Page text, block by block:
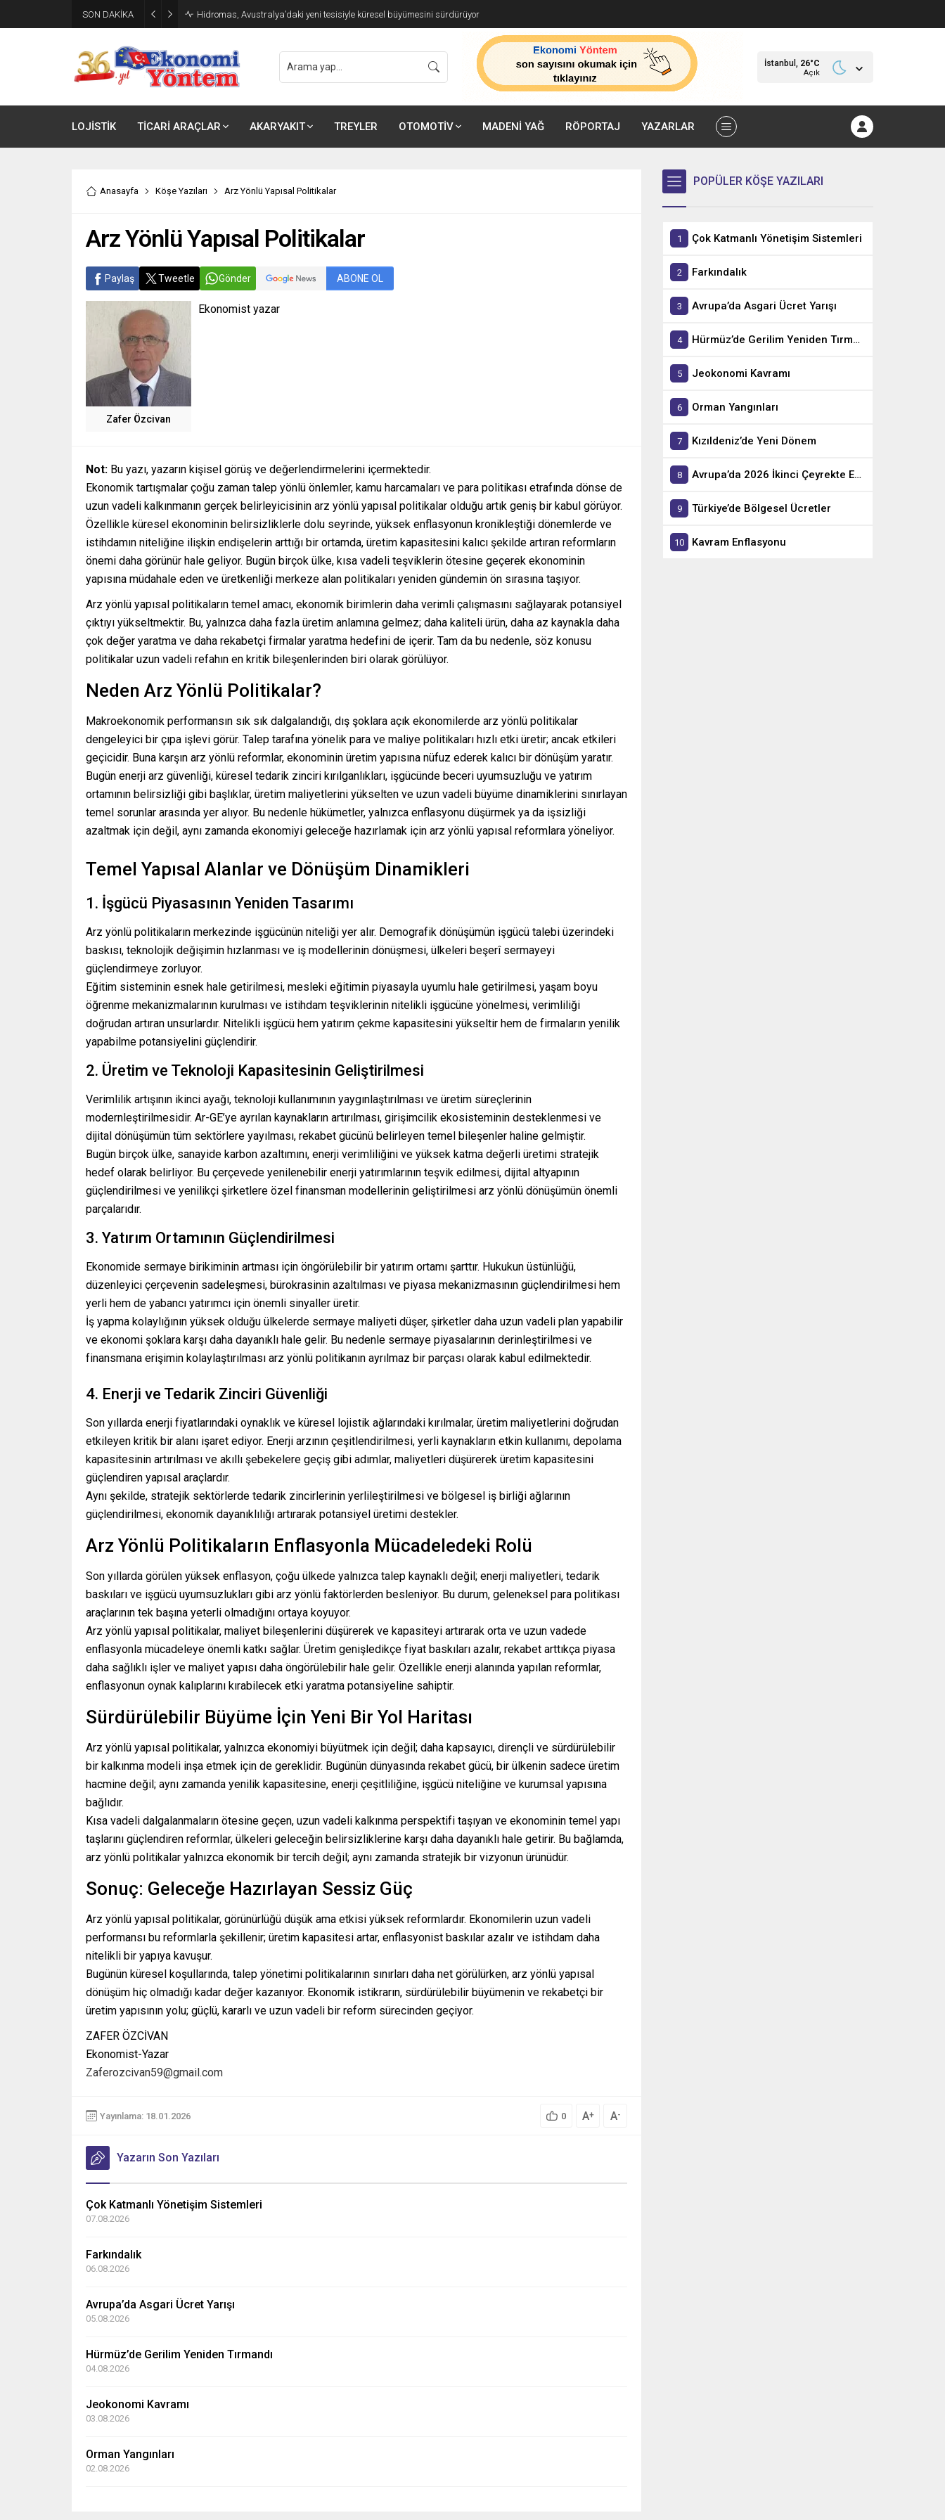
SON DAKİKA TÜRKONFED ve Kadoil’den İş Dünyasına Özel İş Birliği
İstanbul, 26°C
Açık
LOJİSTİK TİCARİ ARAÇLAR AKARYAKIT TREYLER OTOMOTİV MADENİ YAĞ RÖPORTAJ YAZARLAR
Anasayfa Köşe Yazıları Arz Yönlü Yapısal Politikalar
Arz Yönlü Yapısal Politikalar
Paylaş Tweetle Gönder ABONE OL
Zafer Özcivan
Ekonomist yazar
Not: Bu yazı, yazarın kişisel görüş ve değerlendirmelerini içermektedir.
Ekonomik tartışmalar çoğu zaman talep yönlü önlemler, kamu harcamaları ve para politikası etrafında dönse de
uzun vadeli kalkınmanın gerçek belirleyicisinin arz yönlü yapısal politikalar olduğu artık geniş bir kabul görüyor.
Özellikle küresel ekonominin belirsizliklerle dolu seyrinde, yüksek enflasyonun kronikleştiği dönemlerde ve
istihdamın niteliğine ilişkin endişelerin arttığı bir ortamda, üretim kapasitesini kalıcı şekilde artıran reformların
önemi daha görünür hale geliyor. Bugün birçok ülke, kısa vadeli teşviklerin ötesine geçerek ekonominin
yapısına müdahale eden ve üretkenliği merkeze alan politikaları yeniden gündemin ön sırasına taşıyor.
Arz yönlü yapısal politikaların temel amacı, ekonomik birimlerin daha verimli çalışmasını sağlayarak potansiyel
çıktıyı yükseltmektir. Bu, yalnızca daha fazla üretim anlamına gelmez; daha kaliteli ürün, daha az kaynakla daha
çok değer yaratma ve daha rekabetçi firmalar yaratma hedefini de içerir. Tam da bu nedenle, söz konusu
politikalar uzun vadeli refahın en kritik bileşenlerinden biri olarak görülüyor.
Neden Arz Yönlü Politikalar?
Makroekonomik performansın sık sık dalgalandığı, dış şoklara açık ekonomilerde arz yönlü politikalar
dengeleyici bir çıpa işlevi görür. Talep tarafına yönelik para ve maliye politikaları hızlı etki üretir; ancak etkileri
geçicidir. Buna karşın arz yönlü reformlar, ekonominin üretim yapısına nüfuz ederek kalıcı bir dönüşüm yaratır.
Bugün enerji arz güvenliği, küresel tedarik zinciri kırılganlıkları, işgücünde beceri uyumsuzluğu ve yatırım
ortamının belirsizliği gibi başlıklar, üretim maliyetlerini yükselten ve uzun vadeli büyüme dinamiklerini sınırlayan
temel sorunlar arasında yer alıyor. Bu nedenle hükümetler, yalnızca enflasyonu düşürmek ya da işsizliği
azaltmak için değil, aynı zamanda ekonomiyi geleceğe hazırlamak için arz yönlü yapısal reformlara yöneliyor.
Temel Yapısal Alanlar ve Dönüşüm Dinamikleri
1. İşgücü Piyasasının Yeniden Tasarımı
Arz yönlü politikaların merkezinde işgücünün niteliği yer alır. Demografik dönüşümün işgücü talebi üzerindeki
baskısı, teknolojik değişimin hızlanması ve iş modellerinin dönüşmesi, ülkeleri beşerî sermayeyi
güçlendirmeye zorluyor.
Eğitim sisteminin esnek hale getirilmesi, mesleki eğitimin piyasayla uyumlu hale getirilmesi, yaşam boyu
öğrenme mekanizmalarının kurulması ve istihdam teşviklerinin nitelikli işgücüne yönelmesi, verimliliği
doğrudan artıran unsurlardır. Nitelikli işgücü hem yatırım çekme kapasitesini yükseltir hem de firmaların yenilik
yapabilme potansiyelini güçlendirir.
2. Üretim ve Teknoloji Kapasitesinin Geliştirilmesi
Verimlilik artışının ikinci ayağı, teknoloji kullanımının yaygınlaştırılması ve üretim süreçlerinin
modernleştirilmesidir. Ar-GE’ye ayrılan kaynakların artırılması, girişimcilik ekosisteminin desteklenmesi ve
dijital dönüşümün tüm sektörlere yayılması, rekabet gücünü belirleyen temel bileşenler haline gelmiştir.
Bugün birçok ülke, sanayide karbon azaltımını, enerji verimliliğini ve yüksek katma değerli üretimi stratejik
hedef olarak belirliyor. Bu çerçevede yenilenebilir enerji yatırımlarının teşvik edilmesi, dijital altyapının
güçlendirilmesi ve yenilikçi şirketlere özel finansman modellerinin geliştirilmesi arz yönlü dönüşümün önemli
parçalarıdır.
3. Yatırım Ortamının Güçlendirilmesi
Ekonomide sermaye birikiminin artması için öngörülebilir bir yatırım ortamı şarttır. Hukukun üstünlüğü,
düzenleyici çerçevenin sadeleşmesi, bürokrasinin azaltılması ve piyasa mekanizmasının güçlendirilmesi hem
yerli hem de yabancı yatırımcı için önemli sinyaller üretir.
İş yapma kolaylığının yüksek olduğu ülkelerde sermaye maliyeti düşer, şirketler daha uzun vadeli plan yapabilir
ve ekonomi şoklara karşı daha dayanıklı hale gelir. Bu nedenle sermaye piyasalarının derinleştirilmesi ve
finansmana erişimin kolaylaştırılması arz yönlü politikanın ayrılmaz bir parçası olarak kabul edilmektedir.
4. Enerji ve Tedarik Zinciri Güvenliği
Son yıllarda enerji fiyatlarındaki oynaklık ve küresel lojistik ağlarındaki kırılmalar, üretim maliyetlerini doğrudan
etkileyen kritik bir alanı işaret ediyor. Enerji arzının çeşitlendirilmesi, yerli kaynakların etkin kullanımı, depolama
kapasitesinin artırılması ve akıllı şebekelere geçiş gibi adımlar, maliyetleri düşürerek üretim kapasitesini
güçlendiren yapısal araçlardır.
Aynı şekilde, stratejik sektörlerde tedarik zincirlerinin yerlileştirilmesi ve bölgesel iş birliği ağlarının
güçlendirilmesi, ekonomik dayanıklılığı artırarak potansiyel üretimi destekler.
Arz Yönlü Politikaların Enflasyonla Mücadeledeki Rolü
Son yıllarda görülen yüksek enflasyon, çoğu ülkede yalnızca talep kaynaklı değil; enerji maliyetleri, tedarik
baskıları ve işgücü uyumsuzlukları gibi arz yönlü faktörlerden besleniyor. Bu durum, geleneksel para politikası
araçlarının tek başına yeterli olmadığını ortaya koyuyor.
Arz yönlü yapısal politikalar, maliyet bileşenlerini düşürerek ve kapasiteyi artırarak orta ve uzun vadede
enflasyonla mücadeleye önemli katkı sağlar. Üretim genişledikçe fiyat baskıları azalır, rekabet arttıkça piyasa
daha sağlıklı işler ve maliyet yapısı daha öngörülebilir hale gelir. Özellikle enerji alanında yapılan reformlar,
enflasyonun oynak kalıplarını kırabilecek etki yaratma potansiyeline sahiptir.
Sürdürülebilir Büyüme İçin Yeni Bir Yol Haritası
Arz yönlü yapısal politikalar, yalnızca ekonomiyi büyütmek için değil; daha kapsayıcı, dirençli ve sürdürülebilir
bir kalkınma modeli inşa etmek için de gereklidir. Bugünün dünyasında rekabet gücü, bir ülkenin sadece üretim
hacmine değil; aynı zamanda yenilik kapasitesine, enerji çeşitliliğine, işgücü niteliğine ve kurumsal yapısına
bağlıdır.
Kısa vadeli dalgalanmaların ötesine geçen, uzun vadeli kalkınma perspektifi taşıyan ve ekonominin temel yapı
taşlarını güçlendiren reformlar, ülkeleri geleceğin belirsizliklerine karşı daha dayanıklı hale getirir. Bu bağlamda,
arz yönlü politikalar yalnızca ekonomik bir tercih değil; aynı zamanda stratejik bir vizyonun ürünüdür.
Sonuç: Geleceğe Hazırlayan Sessiz Güç
Arz yönlü yapısal politikalar, görünürlüğü düşük ama etkisi yüksek reformlardır. Ekonomilerin uzun vadeli
performansı bu reformlarla şekillenir; üretim kapasitesi artar, enflasyonist baskılar azalır ve istihdam daha
nitelikli bir yapıya kavuşur.
Bugünün küresel koşullarında, talep yönetimi politikalarının sınırları daha net görülürken, arz yönlü yapısal
dönüşüm hiç olmadığı kadar değer kazanıyor. Ekonomik istikrarın, sürdürülebilir büyümenin ve rekabetçi bir
üretim yapısının yolu; güçlü, kararlı ve uzun vadeli bir reform sürecinden geçiyor.
ZAFER ÖZCİVAN
Ekonomist-Yazar
Zaferozcivan59@gmail.com
Yayınlama: 18.01.2026 0 A+ A-
Yazarın Son Yazıları
Çok Katmanlı Yönetişim Sistemleri
07.08.2026
Farkındalık
06.08.2026
Avrupa’da Asgari Ücret Yarışı
05.08.2026
Hürmüz’de Gerilim Yeniden Tırmandı
04.08.2026
Jeokonomi Kavramı
03.08.2026
Orman Yangınları
02.08.2026
POPÜLER KÖŞE YAZILARI
Çok Katmanlı Yönetişim Sistemleri
Farkındalık
Avrupa’da Asgari Ücret Yarışı
Hürmüz’de Gerilim Yeniden Tırmandı
Jeokonomi Kavramı
Orman Yangınları
Kızıldeniz’de Yeni Dönem
Avrupa’da 2026 İkinci Çeyrekte En Hızlı Büyüyen Ekonomiler
Türkiye’de Bölgesel Ücretler
Kavram Enflasyonu